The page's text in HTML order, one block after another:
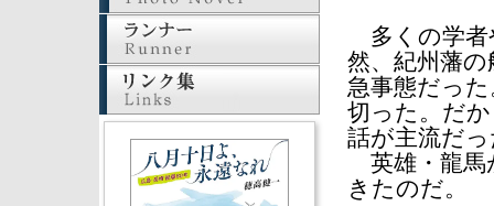
多くの学者
然、紀州藩
急事態だっ
切った。だ
話が主流だ
英雄・龍馬
きたのだ。